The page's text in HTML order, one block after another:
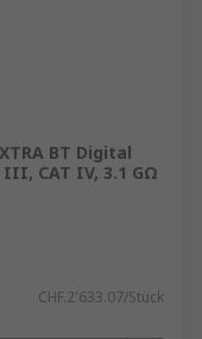
BT Digital
CAT IV, 3.1 GΩ
CHF.2'633.07/Stück